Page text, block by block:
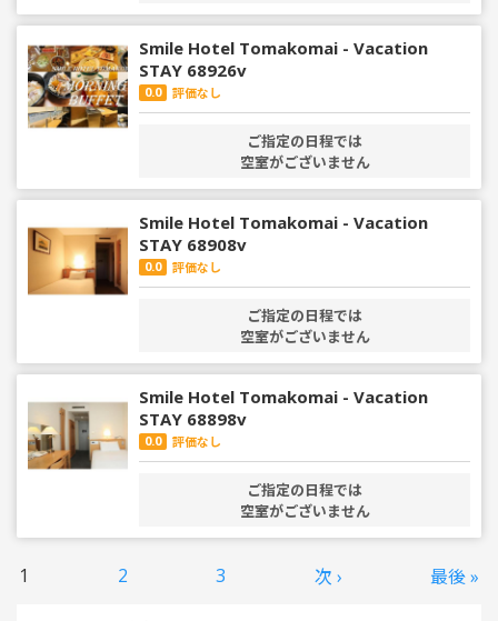
Smile Hotel Tomakomai - Vacation
STAY 68926v
0.0 評価なし
ご指定の日程では
空室がございません
Smile Hotel Tomakomai - Vacation
STAY 68908v
0.0 評価なし
ご指定の日程では
空室がございません
Smile Hotel Tomakomai - Vacation
STAY 68898v
0.0 評価なし
ご指定の日程では
空室がございません
1 2 3 次 › 最後 »